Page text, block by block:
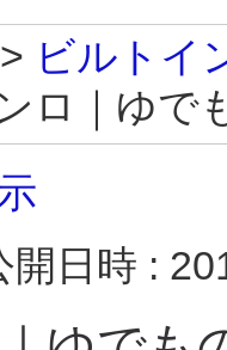
> ビルトイ
ロ｜ゆで
開日時 :